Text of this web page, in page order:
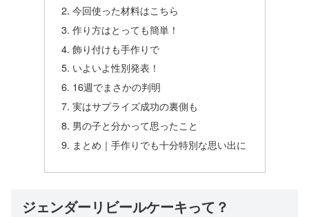
今回使った材料はこちら
作り方はとっても簡単！
飾り付けも手作りで
いよいよ性別発表！
16週でまさかの判明
実はサプライズ成功の裏側も
男の子と分かって思ったこと
まとめ｜手作りでも十分特別な思い出に
ジェンダーリビールケーキって？